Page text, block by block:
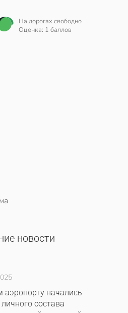
На дорогах свободно
Оценка: 1 баллов
новости
аэропорту начались
состава